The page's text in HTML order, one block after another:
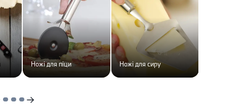
Ножі для піци Ножі для сиру